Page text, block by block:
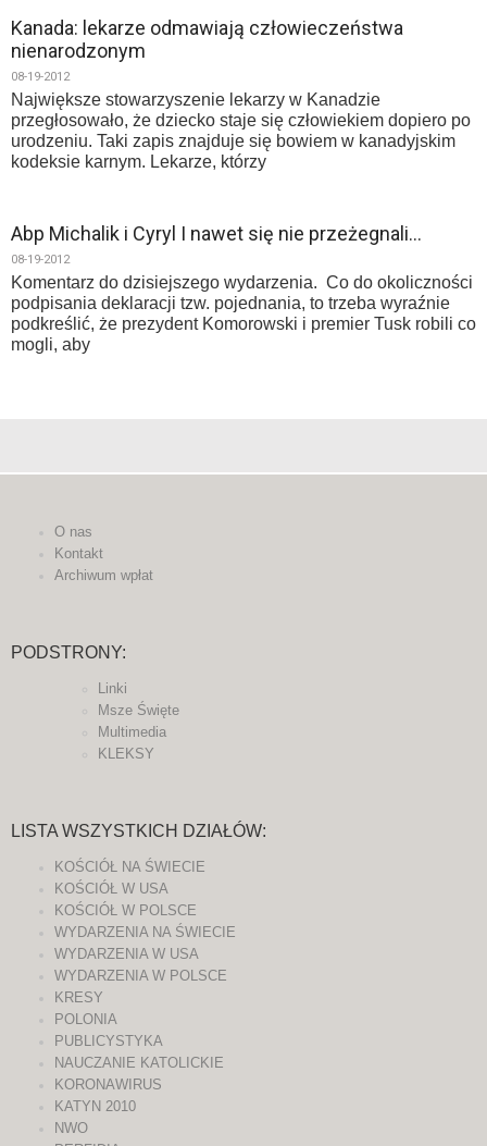
Kanada: lekarze odmawiają człowieczeństwa
nienarodzonym
08-19-2012
Największe stowarzyszenie lekarzy w Kanadzie
przegłosowało, że dziecko staje się człowiekiem dopiero po
urodzeniu. Taki zapis znajduje się bowiem w kanadyjskim
kodeksie karnym. Lekarze, którzy
Abp Michalik i Cyryl I nawet się nie przeżegnali…
08-19-2012
Komentarz do dzisiejszego wydarzenia. Co do okoliczności
podpisania deklaracji tzw. pojednania, to trzeba wyraźnie
podkreślić, że prezydent Komorowski i premier Tusk robili co
mogli, aby
O nas
Kontakt
Archiwum wpłat
PODSTRONY:
Linki
Msze Święte
Multimedia
KLEKSY
LISTA WSZYSTKICH DZIAŁÓW:
KOŚCIÓŁ NA ŚWIECIE
KOŚCIÓŁ W USA
KOŚCIÓŁ W POLSCE
WYDARZENIA NA ŚWIECIE
WYDARZENIA W USA
WYDARZENIA W POLSCE
KRESY
POLONIA
PUBLICYSTYKA
NAUCZANIE KATOLICKIE
KORONAWIRUS
KATYN 2010
NWO